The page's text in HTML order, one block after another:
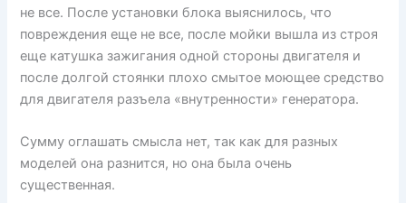
не все. После установки блока выяснилось, что
повреждения еще не все, после мойки вышла из строя
еще катушка зажигания одной стороны двигателя и
после долгой стоянки плохо смытое моющее средство
для двигателя разъела «внутренности» генератора.
Сумму оглашать смысла нет, так как для разных
моделей она разнится, но она была очень
существенная.